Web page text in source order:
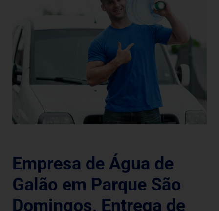
Empresa de Água de
Galão em Parque São
Domingos, Entrega de